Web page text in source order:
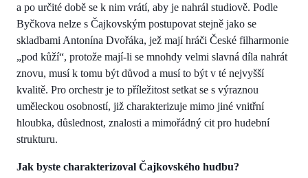
a po určité době se k nim vrátí, aby je nahrál studiově. Podle
Byčkova nelze s Čajkovským postupovat stejně jako se
skladbami Antonína Dvořáka, jež mají hráči České filharmonie
„pod kůží“, protože mají-li se mnohdy velmi slavná díla nahrát
znovu, musí k tomu být důvod a musí to být v té nejvyšší
kvalitě. Pro orchestr je to příležitost setkat se s výraznou
uměleckou osobností, již charakterizuje mimo jiné vnitřní
hloubka, důslednost, znalosti a mimořádný cit pro hudební
strukturu.
Jak byste charakterizoval Čajkovského hudbu?